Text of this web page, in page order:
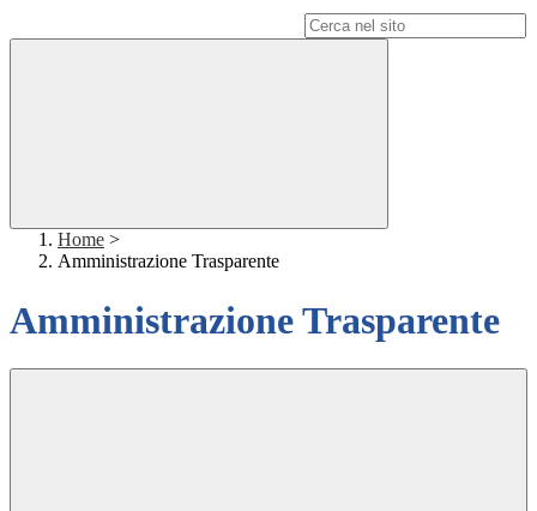
Home >
Amministrazione Trasparente
Amministrazione Trasparente